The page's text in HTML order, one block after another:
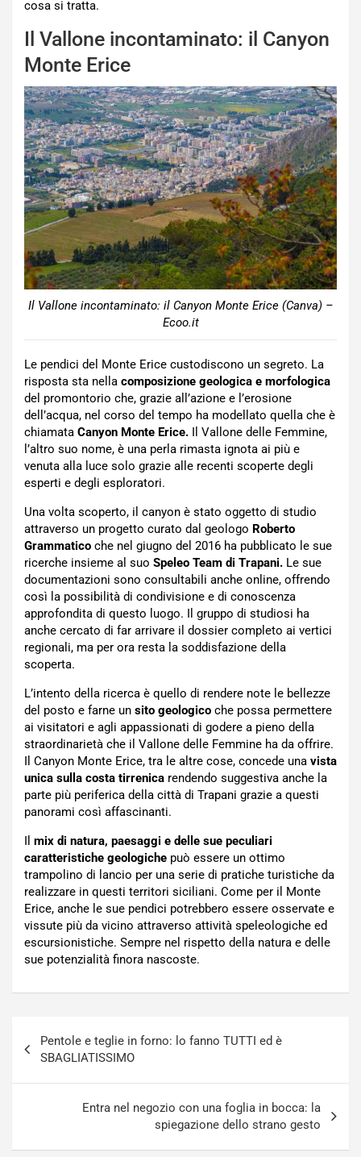
cosa si tratta.
Il Vallone incontaminato: il Canyon
Monte Erice
Il Vallone incontaminato: il Canyon Monte Erice (Canva) –
Ecoo.it
Le pendici del Monte Erice custodiscono un segreto. La
risposta sta nella composizione geologica e morfologica
del promontorio che, grazie all’azione e l’erosione
dell’acqua, nel corso del tempo ha modellato quella che è
chiamata Canyon Monte Erice. Il Vallone delle Femmine,
l’altro suo nome, è una perla rimasta ignota ai più e
venuta alla luce solo grazie alle recenti scoperte degli
esperti e degli esploratori.
Una volta scoperto, il canyon è stato oggetto di studio
attraverso un progetto curato dal geologo Roberto
Grammatico che nel giugno del 2016 ha pubblicato le sue
ricerche insieme al suo Speleo Team di Trapani. Le sue
documentazioni sono consultabili anche online, offrendo
così la possibilità di condivisione e di conoscenza
approfondita di questo luogo. Il gruppo di studiosi ha
anche cercato di far arrivare il dossier completo ai vertici
regionali, ma per ora resta la soddisfazione della
scoperta.
L’intento della ricerca è quello di rendere note le bellezze
del posto e farne un sito geologico che possa permettere
ai visitatori e agli appassionati di godere a pieno della
straordinarietà che il Vallone delle Femmine ha da offrire.
Il Canyon Monte Erice, tra le altre cose, concede una vista
unica sulla costa tirrenica rendendo suggestiva anche la
parte più periferica della città di Trapani grazie a questi
panorami così affascinanti.
Il mix di natura, paesaggi e delle sue peculiari
caratteristiche geologiche può essere un ottimo
trampolino di lancio per una serie di pratiche turistiche da
realizzare in questi territori siciliani. Come per il Monte
Erice, anche le sue pendici potrebbero essere osservate e
vissute più da vicino attraverso attività speleologiche ed
escursionistiche. Sempre nel rispetto della natura e delle
sue potenzialità finora nascoste.
articoli
Pentole e teglie in forno: lo fanno TUTTI ed è
SBAGLIATISSIMO
Entra nel negozio con una foglia in bocca: la
spiegazione dello strano gesto